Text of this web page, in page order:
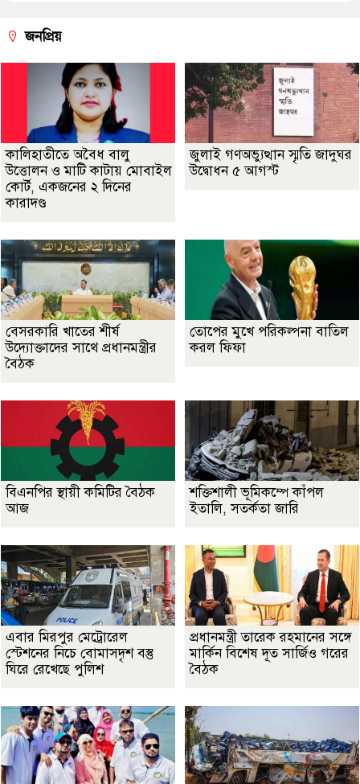
জনপ্রিয়
কালিহাতীতে অবৈধ বালু
উত্তোলন ও মাটি কাটায় মোবাইল
কোর্ট, একজনের ২ দিনের
কারাদণ্ড
জুলাই গণঅভ্যুত্থান স্মৃতি জাদুঘর
উদ্বোধন ৫ আগস্ট
বেসরকারি খাতের শীর্ষ
উদ্যোক্তাদের সাথে প্রধানমন্ত্রীর
বৈঠক
তোপের মুখে পরিকল্পনা বাতিল
করল ফিফা
বিএনপির স্থায়ী কমিটির বৈঠক
আজ
শক্তিশালী ভূমিকম্পে কাঁপল
ইতালি, সতর্কতা জারি
এবার মিরপুর মেট্রোরেল
স্টেশনের নিচে বোমাসদৃশ বস্তু
ঘিরে রেখেছে পুলিশ
প্রধানমন্ত্রী তারেক রহমানের সঙ্গে
মার্কিন বিশেষ দূত সার্জিও গরের
বৈঠক